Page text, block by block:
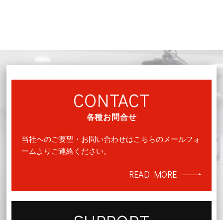
CONTACT
各種お問合せ
当社へのご要望・お問い合わせはこちらのメールフォ
ームよりご連絡ください。
READ MORE